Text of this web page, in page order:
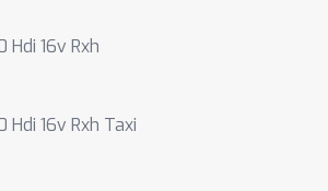
16v Rxh
16v Rxh Taxi